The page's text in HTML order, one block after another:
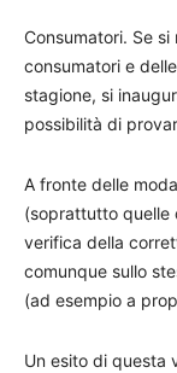
Consumatori. Se
consumatori e
stagione, si
possibilità di
A fronte delle
(soprattutto quelle
verifica della
comunque sullo
(ad esempio a
Un esito di questa